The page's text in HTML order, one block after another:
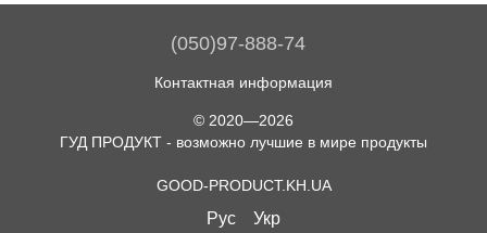
(050)97-888-74
Контактная информация
© 2020—2026
ГУД ПРОДУКТ - возможно лучшие в мире продукты
GOOD-PRODUCT.KH.UA
Рус Укр